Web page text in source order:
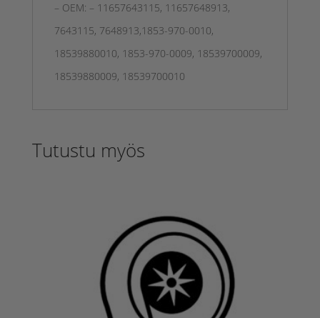
– OEM: – 11657643115, 11657648913,
7643115, 7648913,1853-970-0010,
18539880010, 1853-970-0009, 18539700009,
18539880009, 18539700010
Tutustu myös